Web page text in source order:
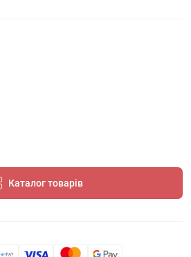
Каталог товарів